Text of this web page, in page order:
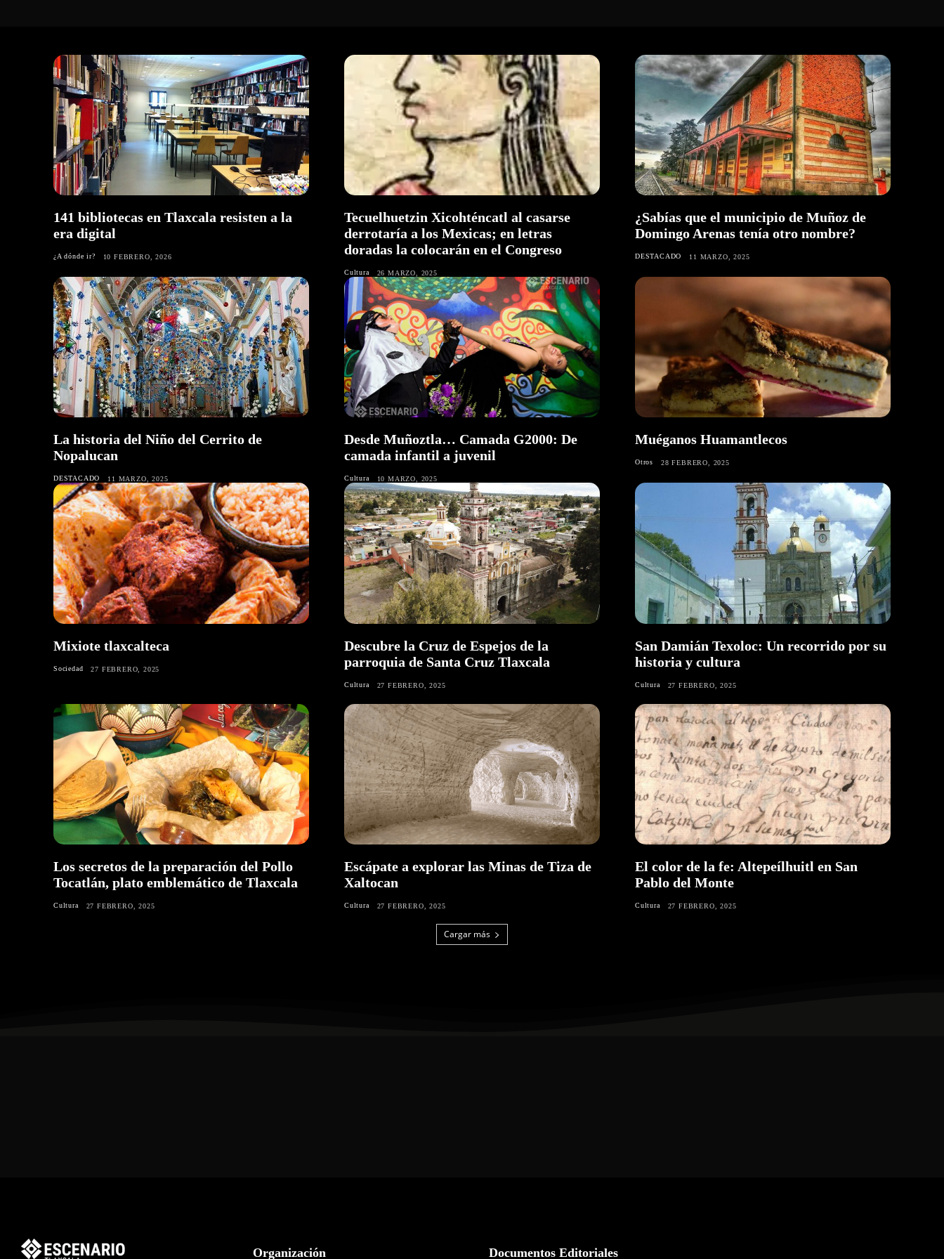
141 bibliotecas en Tlaxcala resisten a la
era digital
¿A dónde ir? 10 FEBRERO, 2026
Tecuelhuetzin Xicohténcatl al casarse
derrotaría a los Mexicas; en letras
doradas la colocarán en el Congreso
Cultura 26 MARZO, 2025
¿Sabías que el municipio de Muñoz de
Domingo Arenas tenía otro nombre?
DESTACADO 11 MARZO, 2025
La historia del Niño del Cerrito de
Nopalucan
DESTACADO 11 MARZO, 2025
Desde Muñoztla… Camada G2000: De
camada infantil a juvenil
Cultura 10 MARZO, 2025
Muéganos Huamantlecos
Otros 28 FEBRERO, 2025
Mixiote tlaxcalteca
Sociedad 27 FEBRERO, 2025
Descubre la Cruz de Espejos de la
parroquia de Santa Cruz Tlaxcala
Cultura 27 FEBRERO, 2025
San Damián Texoloc: Un recorrido por su
historia y cultura
Cultura 27 FEBRERO, 2025
Los secretos de la preparación del Pollo
Tocatlán, plato emblemático de Tlaxcala
Cultura 27 FEBRERO, 2025
Escápate a explorar las Minas de Tiza de
Xaltocan
Cultura 27 FEBRERO, 2025
El color de la fe: Altepeílhuitl en San
Pablo del Monte
Cultura 27 FEBRERO, 2025
Cargar más
Organización Documentos Editoriales